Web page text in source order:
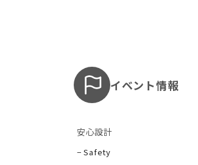
イベント情報
安心設計
− Safety